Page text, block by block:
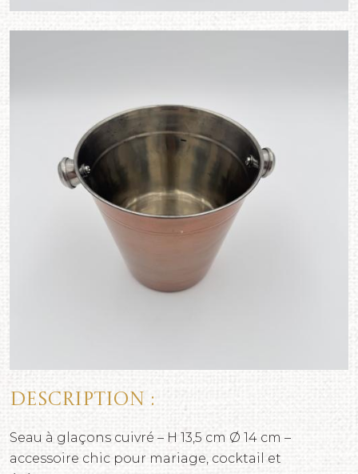
Description :
Seau à glaçons cuivré – H 13,5 cm Ø 14 cm –
accessoire chic pour mariage, cocktail et